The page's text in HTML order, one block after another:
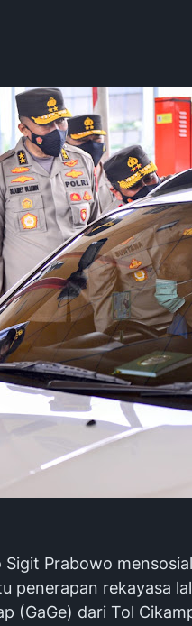
Prabowo
penerapan rekayasa
(GaGe) dari Tol